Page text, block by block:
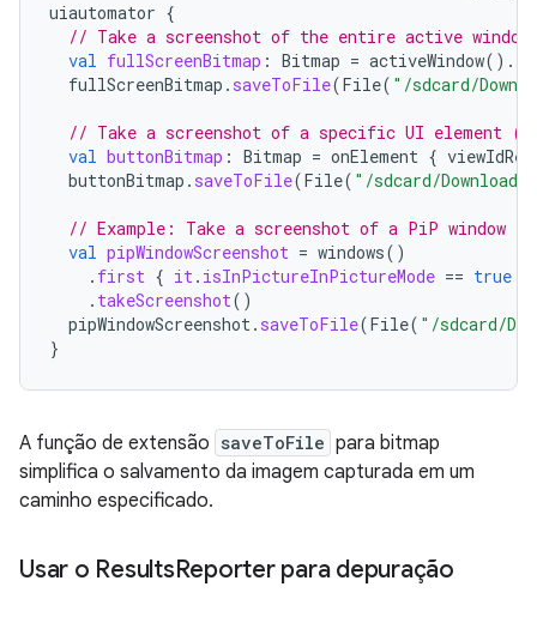
uiautomator {
// Take a screenshot of the entire active window
val fullScreenBitmap : Bitmap = activeWindow().
fullScreenBitmap . saveToFile(File( "/sdcard/
// Take a screenshot of a specific UI element
val buttonBitmap : Bitmap = onElement {
buttonBitmap . saveToFile(File( "/sdcard/Download/
// Example: Take a screenshot of a PiP window
val pipWindowScreenshot = windows()
. first { it. isInPictureInPictureMode == true
. takeScreenshot()
pipWindowScreenshot. saveToFile(File( "/sdcard/
}
A função de extensão saveToFile para bitmap
simplifica o salvamento da imagem capturada em um
caminho especificado.
Usar o ResultsReporter para depuração